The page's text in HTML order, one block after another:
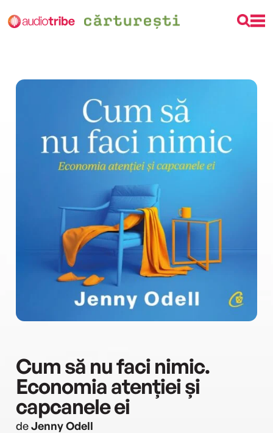
Cum să nu faci nimic.
Economia atenției și
capcanele ei
deJenny Odell